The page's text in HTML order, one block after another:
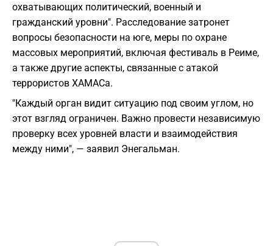
охватывающих политический, военный и
гражданский уровни". Расследование затронет
вопросы безопасности на юге, меры по охране
массовых мероприятий, включая фестиваль в Реиме,
а также другие аспекты, связанные с атакой
террористов ХАМАСа.
"Каждый орган видит ситуацию под своим углом, но
этот взгляд ограничен. Важно провести независимую
проверку всех уровней власти и взаимодействия
между ними", — заявил Энегальман.